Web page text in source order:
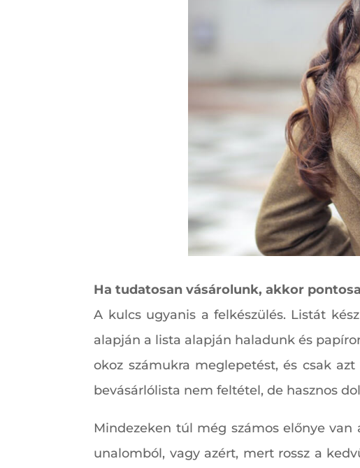
Ha tudatosan vásárolunk, akkor
A kulcs ugyanis a felkészülés. Listát
alapján a lista alapján haladunk és
okoz számukra meglepetést, és csak
bevásárlólista nem feltétel, de hasznos
Mindezeken túl még számos előnye
unalomból, vagy azért, mert rossz a